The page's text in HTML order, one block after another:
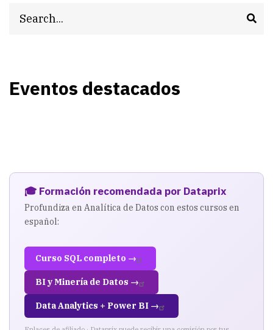
Eventos destacados
🎓 Formación recomendada por Dataprix
Profundiza en Analítica de Datos con estos cursos en
español:
Curso SQL completo →
BI y Minería de Datos →
Data Analytics + Power BI →